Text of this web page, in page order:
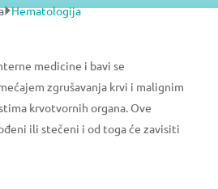
Hematologija
medicine i bavi se
zgrušavanja krvi i malignim
krvotvornih organa. Ove
ili stečeni i od toga će zavisiti